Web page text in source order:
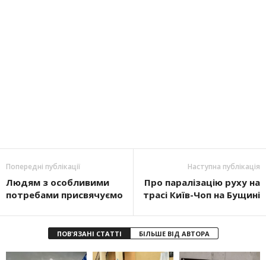
Попередні публікації
Людям з особливими
потребами присвячуємо
Наступна публікація
Про паралізацію руху на
трасі Київ-Чоп на Бущині
ПОВ'ЯЗАНІ СТАТТІ БІЛЬШЕ ВІД АВТОРА